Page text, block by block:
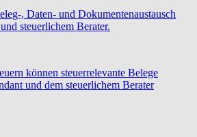
, Daten- und Dokumentenaustausch
steuerlichem Berater.
können steuerrelevante Belege
und dem steuerlichem Berater